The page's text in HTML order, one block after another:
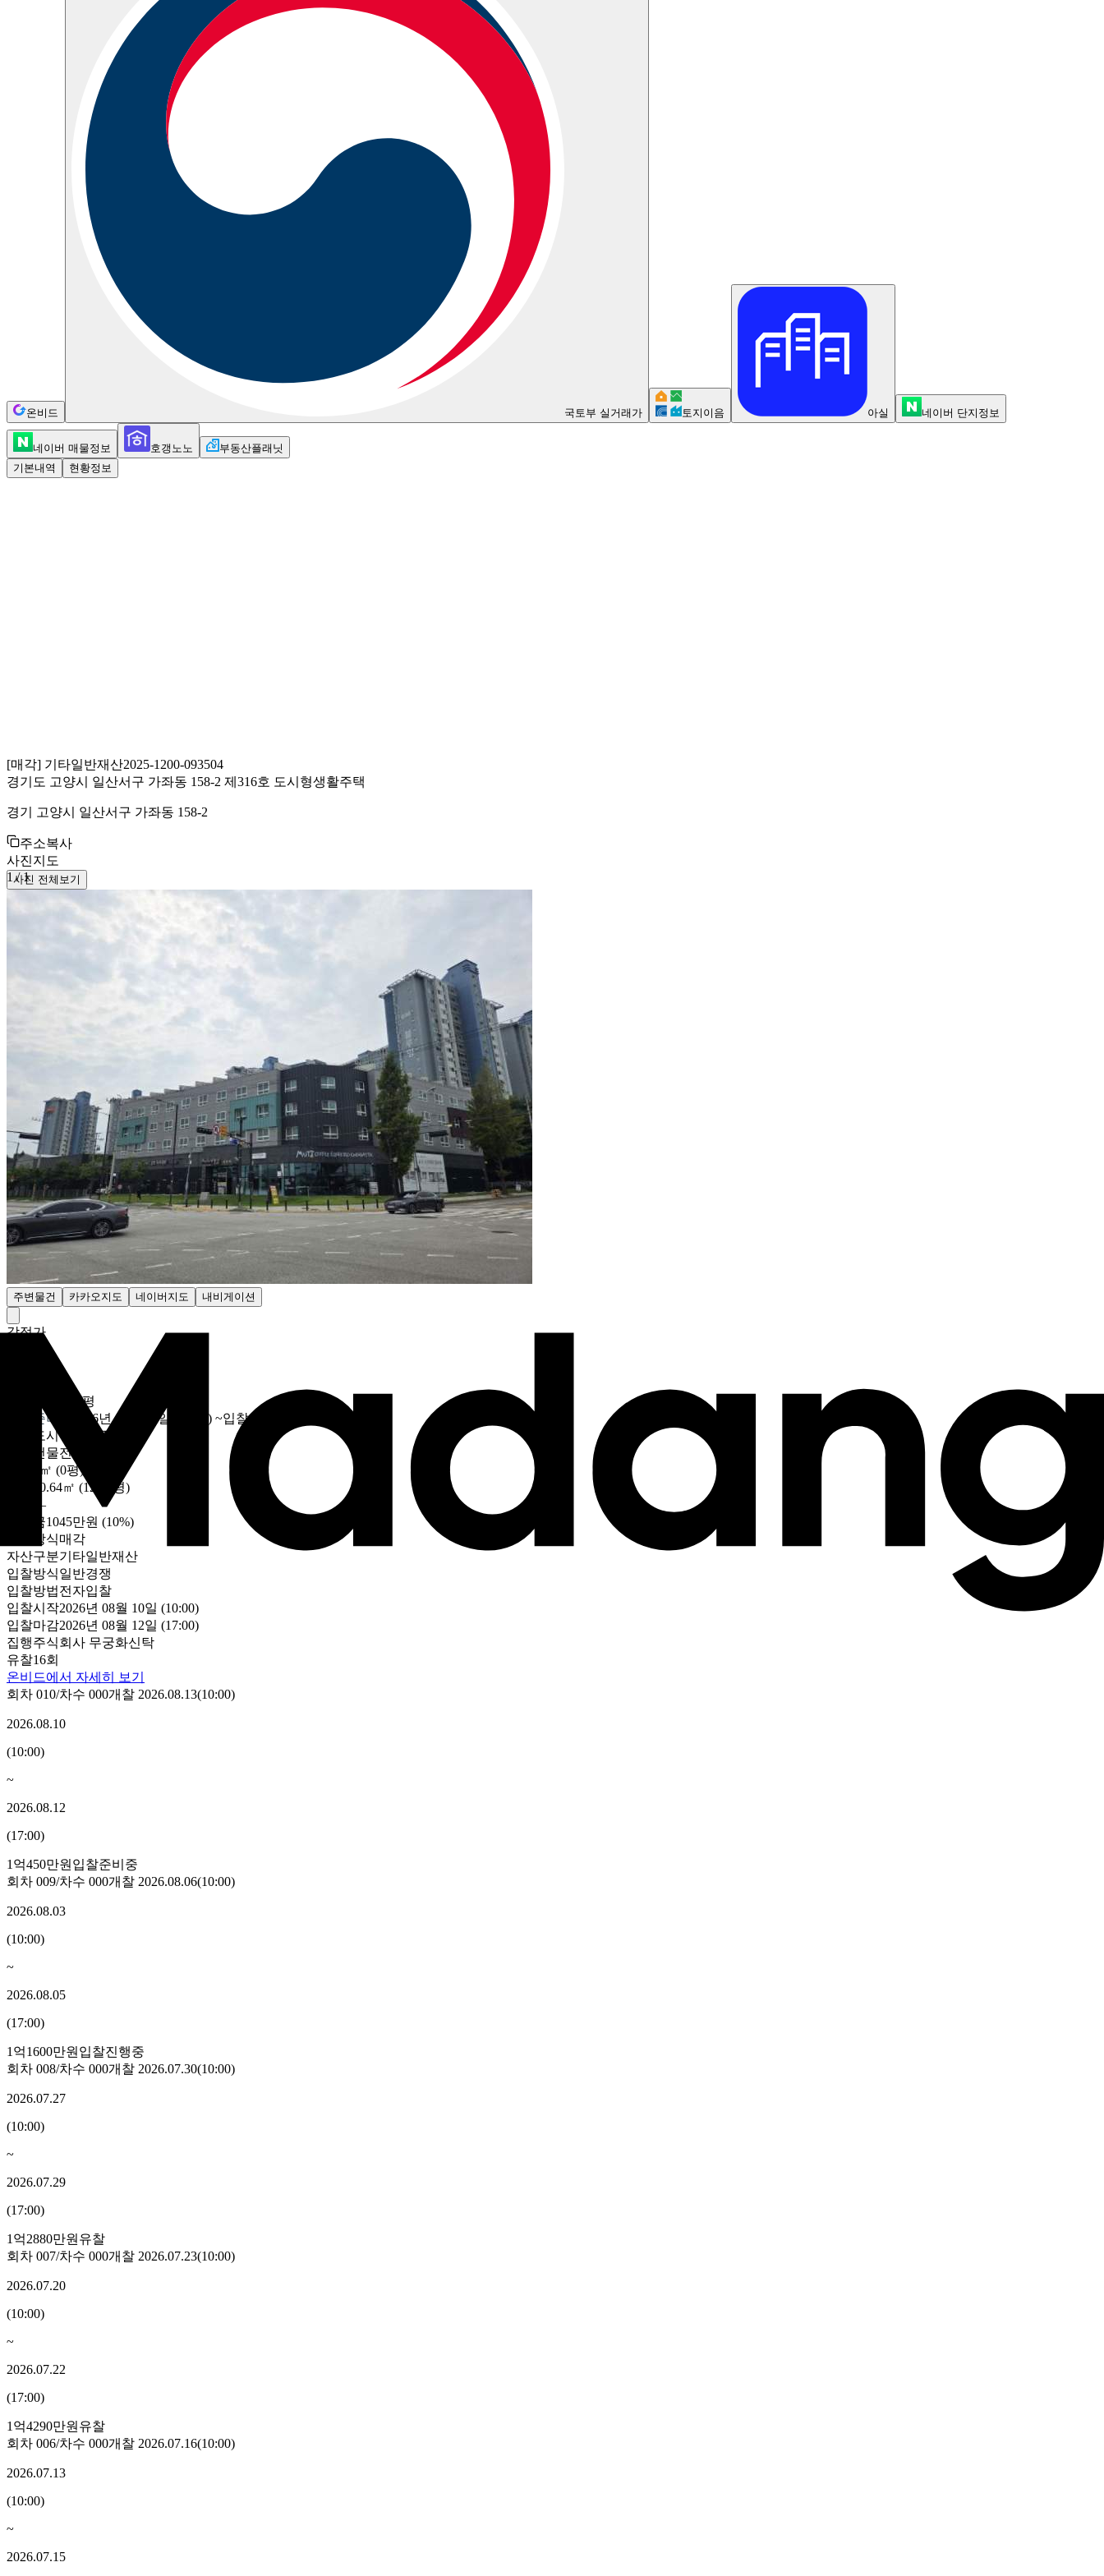
온비드 국토부 실거래가 토지이음 아실 네이버 단지정보
네이버 매물정보 호갱노노
부동산플래닛
기본내역
현황정보
[매각] 기타일반재산2025-1200-093504
경기도 고양시 일산서구 가좌동 158-2 제316호 도시형생활주택
경기 고양시 일산서구 가좌동 158-2
주소복사
사진지도
1 /1
사진 전체보기
주변물건 카카오지도 네이버지도 내비게이션
감정가
1억450만원
850만2847원/평
입찰준비중
2026년 08월 10일 (10:00) ~입찰
도시형생활주택
건물전체
0㎡ (0평)
40.64㎡ (12.29평)
—
보증금1045만원 (10%)
처분방식매각
자산구분기타일반재산
입찰방식일반경쟁
입찰방법전자입찰
입찰시작2026년 08월 10일 (10:00)
입찰마감2026년 08월 12일 (17:00)
집행주식회사 무궁화신탁
유찰16회
온비드에서 자세히 보기
회차 010/차수 000개찰 2026.08.13(10:00)
2026.08.10
(10:00)
~
2026.08.12
(17:00)
1억450만원 입찰준비중
회차 009/차수 000개찰 2026.08.06(10:00)
2026.08.03
(10:00)
~
2026.08.05
(17:00)
1억1600만원 입찰진행중
회차 008/차수 000개찰 2026.07.30(10:00)
2026.07.27
(10:00)
~
2026.07.29
(17:00)
1억2880만원 유찰
회차 007/차수 000개찰 2026.07.23(10:00)
2026.07.20
(10:00)
~
2026.07.22
(17:00)
1억4290만원 유찰
회차 006/차수 000개찰 2026.07.16(10:00)
2026.07.13
(10:00)
~
2026.07.15